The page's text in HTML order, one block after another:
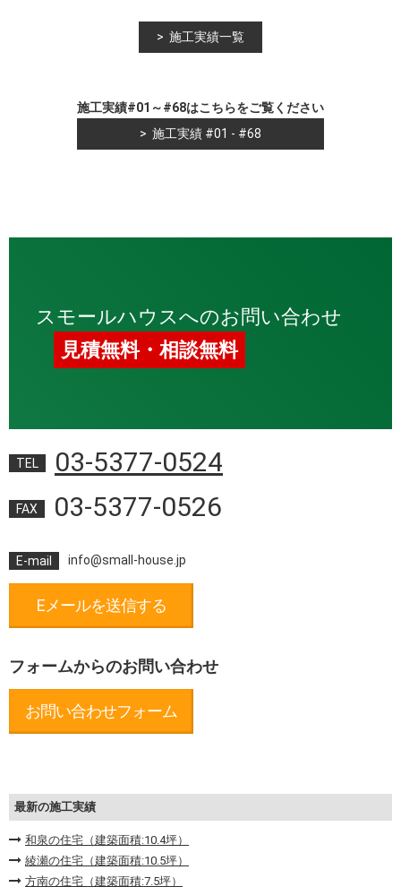
施工実績一覧
施工実績#01～#68はこちらをご覧ください
施工実績 #01 - #68
スモールハウスへのお問い合わせ
見積無料・相談無料
TEL 03-5377-0524
FAX 03-5377-0526
E-mail info@small-house.jp
Eメールを送信する
フォームからのお問い合わせ
お問い合わせフォーム
最新の施工実績
和泉の住宅（建築面積:10.4坪）
綾瀬の住宅（建築面積:10.5坪）
方南の住宅（建築面積:7.5坪）